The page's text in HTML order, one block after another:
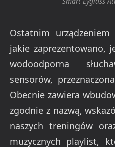
Ostatnim
jakie zaprezentowano,
wodoodporna
sensorów,
Obecnie zawiera
zgodnie z nazwą,
naszych treningów
muzycznych playlist,